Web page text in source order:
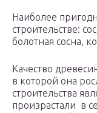
Наиболее
строительстве:
болотная сосна,
Качество
в которой она
строительства
произрастали в